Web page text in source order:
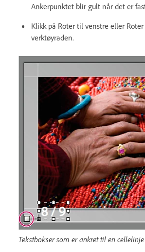
Ankerpunktet blir gult når det er
Klikk på Roter til venstre eller
verktøyraden.
Tekstbokser som er ankret til en cellelinje